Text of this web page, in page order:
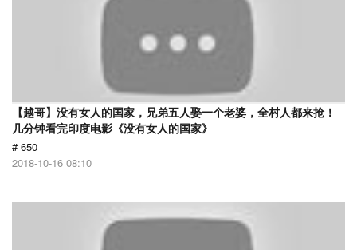
【越哥】没有女人的国家，兄弟五人娶一个老婆，全村人都来抢！
几分钟看完印度电影《没有女人的国家》
# 650
2018-10-16 08:10